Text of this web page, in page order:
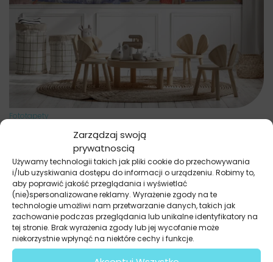
Zarządzaj swoją
prywatnoscią
Używamy technologii takich jak pliki cookie do przechowywania
i/lub uzyskiwania dostępu do informacji o urządzeniu. Robimy to,
aby poprawić jakość przeglądania i wyświetlać
(nie)spersonalizowane reklamy. Wyrażenie zgody na te
technologie umożliwi nam przetwarzanie danych, takich jak
zachowanie podczas przeglądania lub unikalne identyfikatory na
tej stronie. Brak wyrażenia zgody lub jej wycofanie może
niekorzystnie wpłynąć na niektóre cechy i funkcje.
Fototapety
Latarnia i Żaglówki
Najniższa cena promocyjna z ostatnich 30 dni:52.43zł.